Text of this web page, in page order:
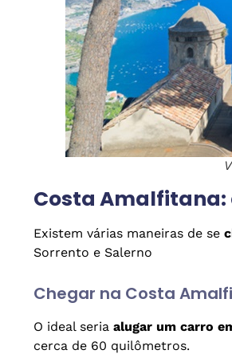
Costa Amalfitana:
Existem várias maneiras de se
Sorrento e Salerno
Chegar na Costa
O ideal seria alugar um carro
cerca de 60 quilômetros.